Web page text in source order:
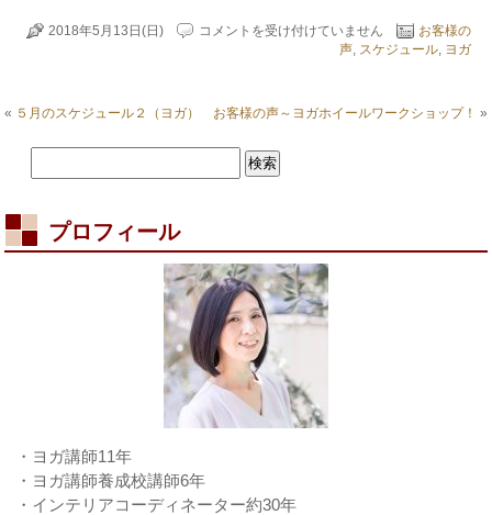
2018年5月13日(日)
New!
ト
様
の
声
１
は
コメントを受け付けていません
お客様の
声, スケジュール, ヨガ
« ５月のスケジュール２（ヨガ） お客様の声～ヨガホイールワークショップ！ »
プロフィール
・ヨガ講師11年
・ヨガ講師養成校講師6年
・インテリアコーディネーター約30年